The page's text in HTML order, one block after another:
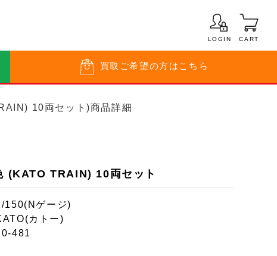
LOGIN CART
買取 ご希望の方はこちら
10両セット)商品詳細
(KATO TRAIN) 10両セット
150(Nゲージ)
カトー)
481